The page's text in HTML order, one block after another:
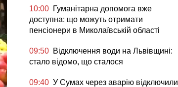
10:00 Гуманітарна допомога вже
доступна: що можуть отримати
пенсіонери в Миколаївській області
09:50 Відключення води на Львівщині:
стало відомо, що сталося
09:40 У Сумах через аварію відключили